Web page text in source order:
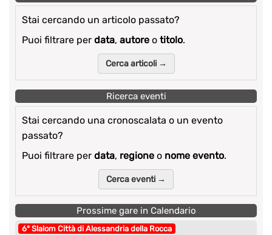
Stai cercando un articolo passato?
Puoi filtrare per data, autore o titolo.
Cerca articoli →
Ricerca eventi
Stai cercando una cronoscalata o un evento
passato?
Puoi filtrare per data, regione o nome evento.
Cerca eventi →
Prossime gare in Calendario
6° Slalom Città di Alessandria della Rocca